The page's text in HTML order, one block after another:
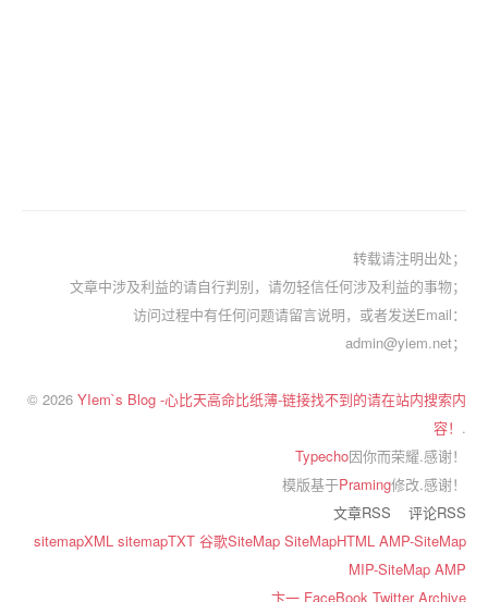
转载请注明出处；
文章中涉及利益的请自行判别，请勿轻信任何涉及利益的事物；
访问过程中有任何问题请留言说明，或者发送Email：
admin@yiem.net；
© 2026 YIem`s Blog -心比天高命比纸薄-链接找不到的请在站内搜索内
容！ .
Typecho因你而荣耀.感谢！
模版基于Praming修改.感谢！
文章RSS
评论RSS
sitemapXML sitemapTXT 谷歌SiteMap SiteMapHTML AMP-SiteMap
MIP-SiteMap AMP
卞一 FaceBook TwitterArchive